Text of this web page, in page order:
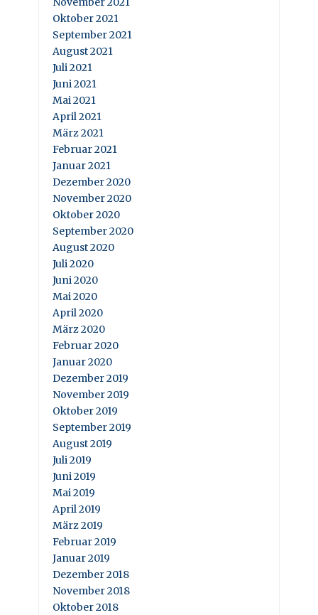
Oktober 2021
September 2021
August 2021
Juli 2021
Juni 2021
Mai 2021
April 2021
März 2021
Februar 2021
Januar 2021
Dezember 2020
November 2020
Oktober 2020
September 2020
August 2020
Juli 2020
Juni 2020
Mai 2020
April 2020
März 2020
Februar 2020
Januar 2020
Dezember 2019
November 2019
Oktober 2019
September 2019
August 2019
Juli 2019
Juni 2019
Mai 2019
April 2019
März 2019
Februar 2019
Januar 2019
Dezember 2018
November 2018
Oktober 2018